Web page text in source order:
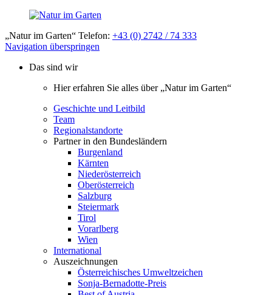
„Natur im Garten“ Telefon: +43 (0) 2742 / 74 333
Navigation überspringen
Das sind wir
Hier erfahren Sie alles über „Natur im Garten“
Geschichte und Leitbild
Team
Regionalstandorte
Partner in den Bundesländern
Burgenland
Kärnten
Niederösterreich
Oberösterreich
Salzburg
Steiermark
Tirol
Vorarlberg
Wien
International
Auszeichnungen
Österreichisches Umweltzeichen
Sonja-Bernadotte-Preis